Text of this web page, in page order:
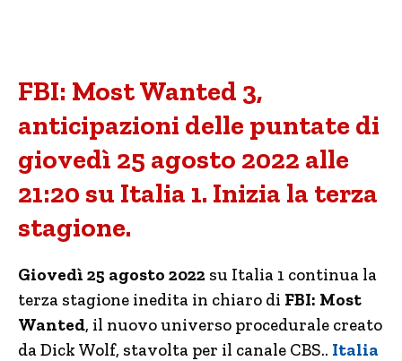
FBI: Most Wanted 3,
anticipazioni delle puntate di
giovedì 25 agosto 2022 alle
21:20 su Italia 1. Inizia la terza
stagione.
Giovedì 25 agosto 2022 su Italia 1 continua la
terza stagione inedita in chiaro di FBI: Most
Wanted, il nuovo universo procedurale creato
da Dick Wolf, stavolta per il canale CBS.. Italia